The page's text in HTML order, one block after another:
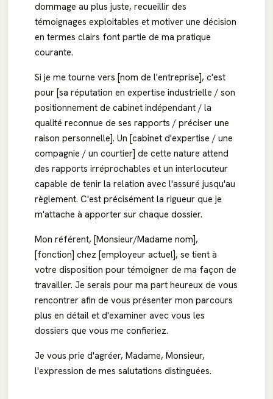
dommage au plus juste, recueillir des
témoignages exploitables et motiver une décision
en termes clairs font partie de ma pratique
courante.
Si je me tourne vers [nom de l'entreprise], c'est
pour [sa réputation en expertise industrielle / son
positionnement de cabinet indépendant / la
qualité reconnue de ses rapports / préciser une
raison personnelle]. Un [cabinet d'expertise / une
compagnie / un courtier] de cette nature attend
des rapports irréprochables et un interlocuteur
capable de tenir la relation avec l'assuré jusqu'au
règlement. C'est précisément la rigueur que je
m'attache à apporter sur chaque dossier.
Mon référent, [Monsieur/Madame nom],
[fonction] chez [employeur actuel], se tient à
votre disposition pour témoigner de ma façon de
travailler. Je serais pour ma part heureux de vous
rencontrer afin de vous présenter mon parcours
plus en détail et d'examiner avec vous les
dossiers que vous me confieriez.
Je vous prie d'agréer, Madame, Monsieur,
l'expression de mes salutations distinguées.